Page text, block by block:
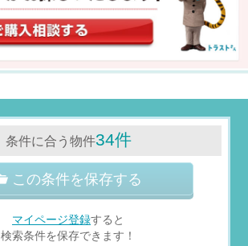
条件に合う物件34件
この条件を保存する
マイページ登録すると
検索条件を保存できます！